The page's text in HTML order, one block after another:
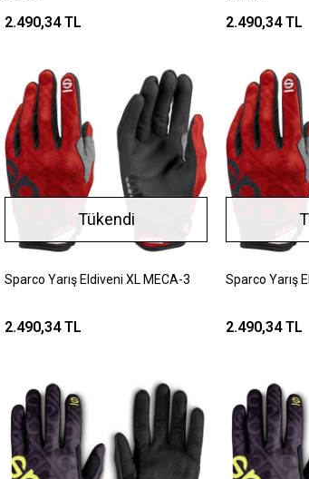
2.490,34 TL 2.490,34 TL
Tükendi
Sparco Yarış Eldiveni XL MECA-3
2.490,34 TL
Sparco Yarış
2.490,34 TL